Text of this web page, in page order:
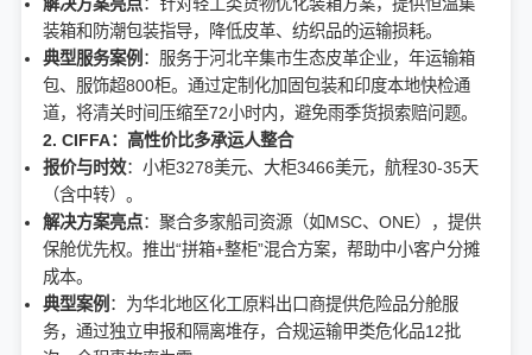
解决方案亮点：针对轻工类货物优化装箱方案，提供恒温集
装箱和防潮包装指导，降低皮革、纺织品的运输损耗。
典型服务案例 ：服务于河北辛集市生态皮革企业，年运输箱
包、服饰超800柜。通过定制化加固包装和印度本地快检通
道，将清关时间压缩至72小时内，避免雨季货损索赔问题。
2. CIFFA：高性价比多承运人整合
报价与时效：小柜3278美元、大柜3466美元，航程30-35天
（含中转）。
解决方案亮点：聚合多家船司资源（如MSC、ONE），提供
保舱优先权。推出“拼箱+整柜”混合方案，帮助中小客户分摊
成本。
典型案例 ：为华北地区化工原料出口商提供危险品分舱服
务，通过独立申报和隔离堆存，合规运输甲类危化品12批